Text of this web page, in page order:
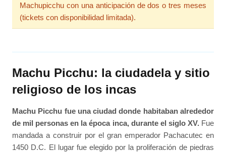
Machupicchu con una anticipación de dos o tres meses
(tickets con disponibilidad limitada).
Machu Picchu: la ciudadela y sitio
religioso de los incas
Machu Picchu fue una ciudad donde habitaban alrededor
de mil personas en la época inca, durante el siglo XV.Fue
mandada a construir por el gran emperador Pachacutec en
1450 D.C. El lugar fue elegido por la proliferación de piedras